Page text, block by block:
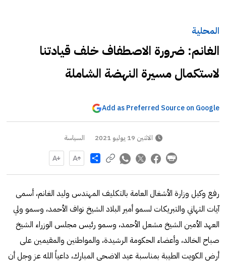
المحلية
الغانم: ضرورة الاصطفاف خلف قيادتنا
لاستكمال مسيرة النهضة الشاملة
Add as Preferred Source on Google
الاثنين 19 يوليو 2021 السياسة
Share
رفع وكيل وزارة الأشغال العامة بالتكليف المهندس وليد الغانم، أسمى
آيات التهاني والتبريكات لسمو أمير البلاد الشيخ نواف الأحمد، وسمو ولي
العهد الأمين الشيخ مشعل الأحمد، وسمو رئيس مجلس الوزراء الشيخ
صباح الخالد، وأعضاء الحكومة الرشيدة، والمواطنين والمقيمين على
أرض الكويت الطيبة بمناسبة عيد الاضحى المبارك، داعياً الله عز وجل أن